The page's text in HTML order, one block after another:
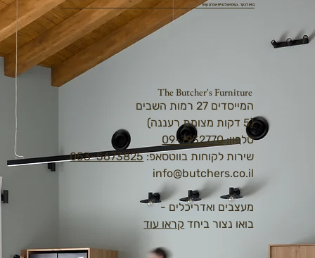
בואו לבקר. נעים אצלנו ויש אצלנו קפה
The Butcher's Furniture
המייסדים 27 רמות השבים
(5 דקות מצומת רעננה)
טלפון:09-7932770
שירות לקוחות בווטסאפ:053-5673825
info@butchers.co.il
מעצבים ואדריכלים -
בואו נצור ביחד קראו עוד